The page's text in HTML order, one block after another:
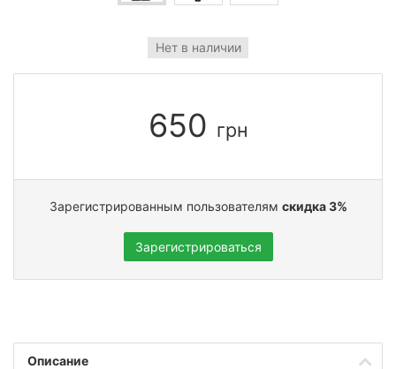
Нет в наличии
650 грн
Зарегистрированным пользователям скидка 3%
Зарегистрироваться
Описание